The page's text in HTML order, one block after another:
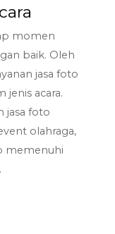
momen
baik. Oleh
jasa foto
acara.
jasa foto
olahraga,
memenuhi